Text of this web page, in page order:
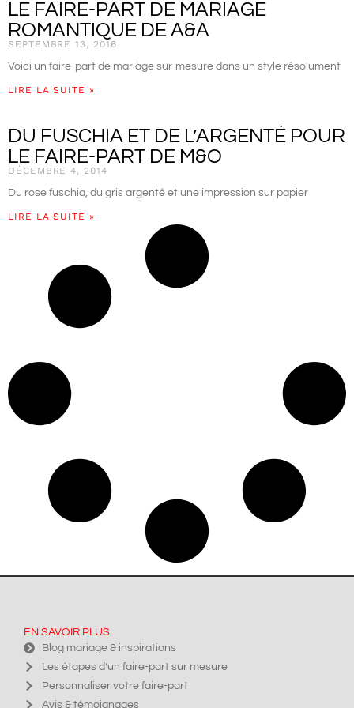
LE FAIRE-PART DE MARIAGE
ROMANTIQUE DE A&A
SEPTEMBRE 13, 2016
Voici un faire-part de mariage sur-mesure dans un style résolument
LIRE LA SUITE »
DU FUSCHIA ET DE L’ARGENTÉ POUR
LE FAIRE-PART DE M&O
DÉCEMBRE 4, 2014
Du rose fuschia, du gris argenté et une impression sur papier
LIRE LA SUITE »
EN SAVOIR PLUS
Blog mariage & inspirations
Les étapes d’un faire-part sur mesure
Personnaliser votre faire-part
Avis & témoignages